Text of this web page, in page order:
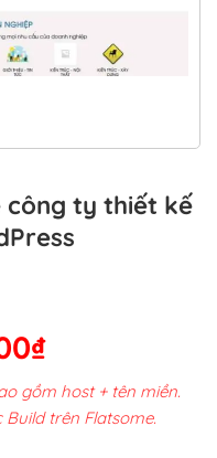
công ty thiết kế
₫Giá
hiện
tại
gồm host + tên miền.
Build trên Flatsome.